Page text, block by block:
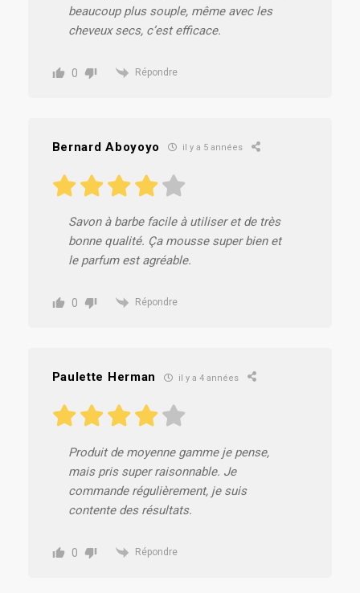
beaucoup plus souple, même avec les
cheveux secs, c’est efficace.
0 Répondre
Bernard Aboyoyo il y a 5 années
Savon à barbe facile à utiliser et de très
bonne qualité. Ça mousse super bien et
le parfum est agréable.
0 Répondre
Paulette Herman il y a 4 années
Produit de moyenne gamme je pense,
mais pris super raisonnable. Je
commande régulièrement, je suis
contente des résultats.
0 Répondre